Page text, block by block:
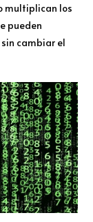
multiplican los
pueden
cambiar el